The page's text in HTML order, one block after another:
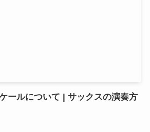
ールについて | サックスの演奏方